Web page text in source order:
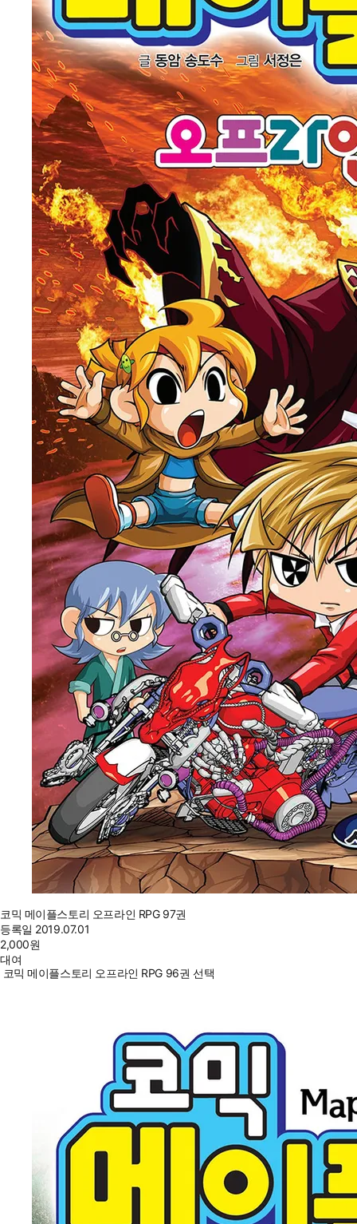
코믹 메이플스토리 오프라인 RPG 97권
등록일 2019.07.01
2,000원
대여
코믹 메이플스토리 오프라인 RPG 96권 선택